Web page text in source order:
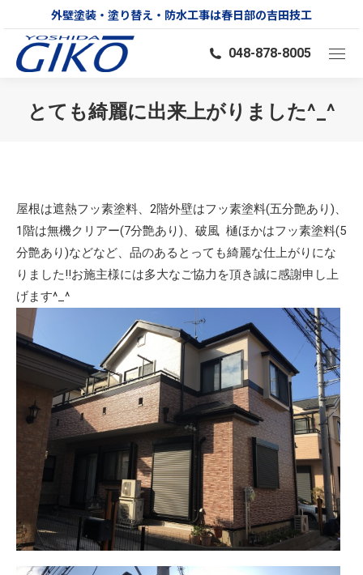
外壁塗装・塗り替え・防水工事は春日部の吉田技工
048-878-8005
とても綺麗に出来上がりました^_^
屋根は遮熱フッ素塗料、2階外壁はフッ素塗料(五分艶あり)、
1階は無機クリアー(7分艶あり)、破風 樋ほかはフッ素塗料(5
分艶あり)などなど、品のあるとっても綺麗な仕上がりにな
りました‼︎お施主様には多大なご協力を頂き誠に感謝申し上
げます^_^